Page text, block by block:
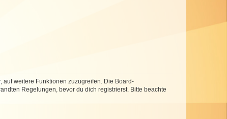
weitere Funktionen zuzugreifen. Die Board-
Regelungen, bevor du dich registrierst. Bitte beachte